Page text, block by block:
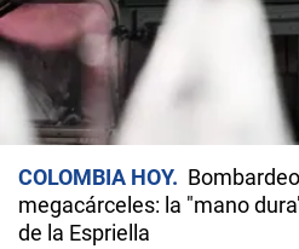
COLOMBIA HOY
megacárceles: la "mano
de la Espriella